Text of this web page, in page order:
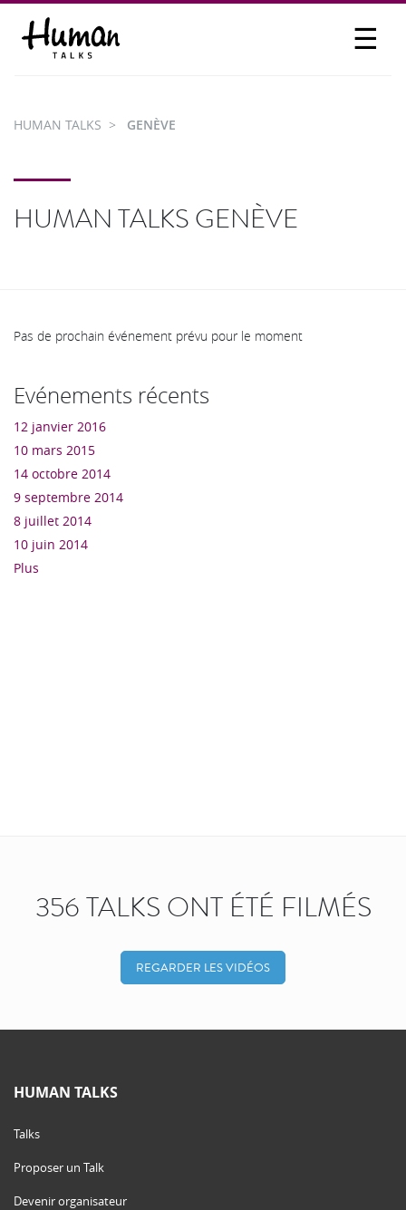
☰
PARTICIPER
HUMAN TALKS GENÈVE
HUMAN TALKS GENÈVE
Pas de prochain événement prévu pour le moment
Evénements récents
12 janvier 2016
10 mars 2015
14 octobre 2014
9 septembre 2014
8 juillet 2014
10 juin 2014
Plus
356 TALKS ONT ÉTÉ FILMÉS
REGARDER LES VIDÉOS
HUMAN TALKS
Talks
Proposer un Talk
Devenir organisateur